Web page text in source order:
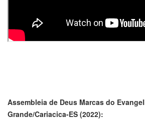
Assembleia de Deus Marcas do
Grande/Cariacica-ES (2022):